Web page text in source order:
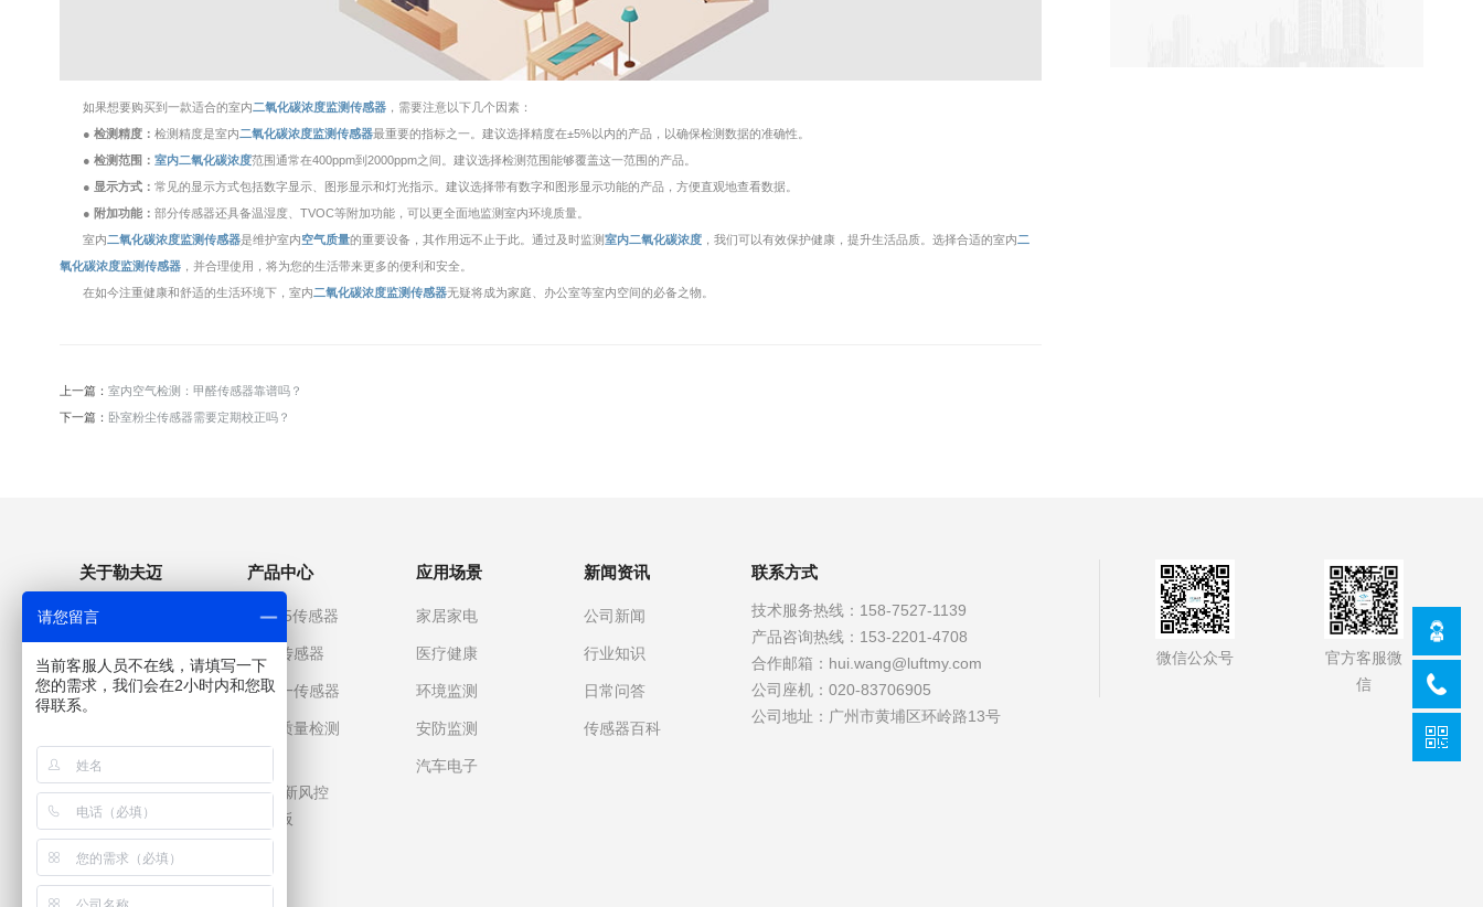
如果想要购买到一款适合的室内二氧化碳浓度监测传感器 ，需要注意以下几个因素：
● 检测精度：检测精度是室内二氧化碳浓度监测传感器最重要的指标之一。建议选择精度在±5%以内的产品，以确保检测数据的准确性。
● 检测范围：室内二氧化碳浓度范围通常在400ppm到2000ppm之间。建议选择检测范围能够覆盖这一范围的产品。
● 显示方式：常见的显示方式包括数字显示、图形显示和灯光指示。建议选择带有数字和图形显示功能的产品，方便直观地查看数据。
● 附加功能：部分传感器还具备温湿度、TVOC等附加功能，可以更全面地监测室内环境质量。
室内二氧化碳浓度监测传感器是维护室内空气质量的重要设备，其作用远不止于此。通过及时监测室内二氧化碳浓度 ，我们可以有效保护健康，提升生活品质。选择合适的室内二
氧化碳浓度监测传感器，并合理使用，将为您的生活带来更多的便利和安全。
在如今注重健康和舒适的生活环境下，室内二氧化碳浓度监测传感器无疑将成为家庭、办公室等室内空间的必备之物。
上一篇： 室内空气检测：甲醛传感器靠谱吗？
下一篇： 卧室粉尘传感器需要定期校正吗？
关于勒夫迈
关于我们
发展历程
企业荣誉
产品中心
PM2.5传感器
气体传感器
多合一传感器
空气质量检测
空调/新风控
制面板
应用场景
家居家电
医疗健康
环境监测
安防监测
汽车电子
新闻资讯
公司新闻
行业知识
日常问答
传感器百科
联系方式
技术服务热线： 158-7527-1139
产品咨询热线： 153-2201-4708
合作邮箱： hui.wang@luftmy.com
公司座机： 020-83706905
公司地址： 广州市黄埔区环岭路13号
微信公众号
官方客服微
信
请您留言
当前客服人员不在线，请填写一下
您的需求，我们会在2小时内和您取
得联系。